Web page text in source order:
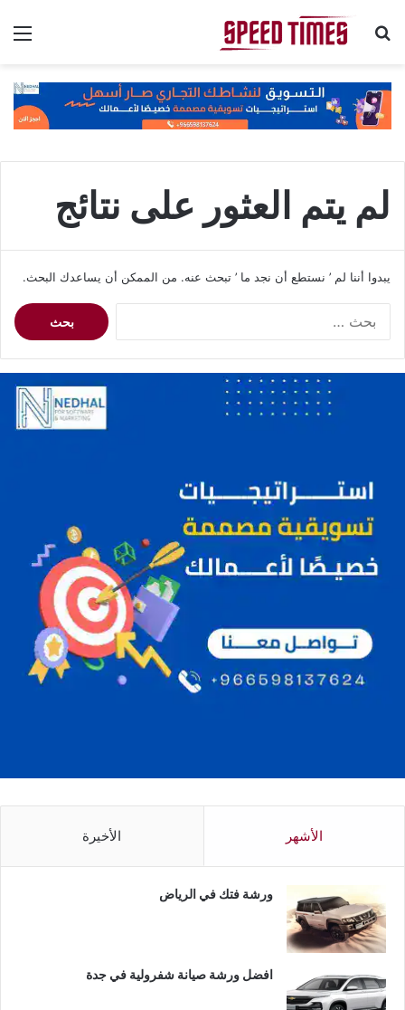
بحث عن
لم يتم العثور على نتائج
يبدوا أننا لم ’ نستطع أن نجد ما ’ تبحث عنه. من الممكن أن يساعدك البحث.
ث
ن
الأشهر الأخيرة
ورشة فتك في الرياض
افضل ورشة صيانة شفرولية في جدة